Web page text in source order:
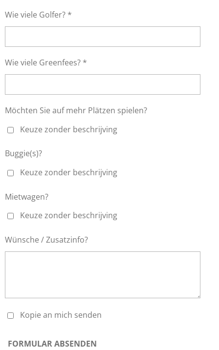
Wie viele Golfer? *
Wie viele Greenfees? *
Möchten Sie auf mehr Plätzen spielen?
Keuze zonder beschrijving
Buggie(s)?
Keuze zonder beschrijving
Mietwagen?
Keuze zonder beschrijving
Wünsche / Zusatzinfo?
Kopie an mich senden
FORMULAR ABSENDEN